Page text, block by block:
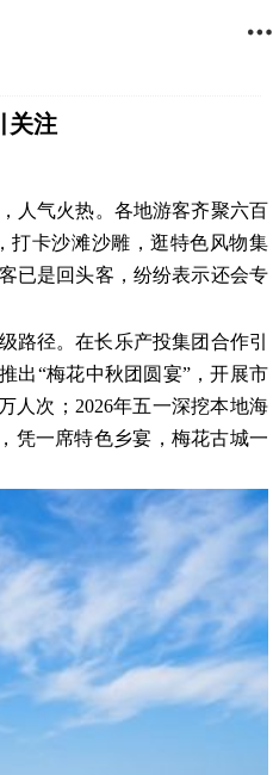

关注
人气火热。各地游客齐聚六百
打卡沙滩沙雕，逛特色风物集
已是回头客，纷纷表示还会专
路径。在长乐产投集团合作引
出“梅花中秋团圆宴”，开展市
人次；2026年五一深挖本地海
凭一席特色乡宴，梅花古城一